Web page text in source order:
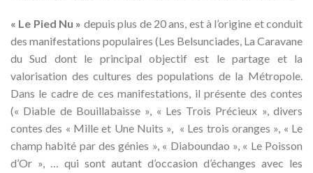
« Le Pied Nu » depuis plus de 20 ans, est à l’origine et conduit
des manifestations populaires (Les Belsunciades, La Caravane
du Sud dont le principal objectif est le partage et la
valorisation des cultures des populations de la Métropole.
Dans le cadre de ces manifestations, il présente des contes
(« Diable de Bouillabaisse », « Les Trois Précieux », divers
contes des « Mille et Une Nuits », « Les trois oranges », « Le
champ habité par des génies », « Diaboundao », « Le Poisson
d’Or », … qui sont autant d’occasion d’échanges avec les